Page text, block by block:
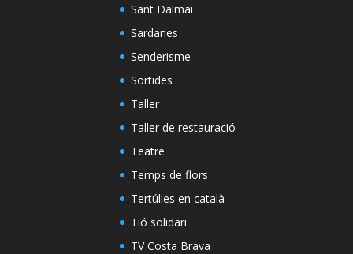
Sant Dalmai
Sardanes
Senderisme
Sortides
Taller
Taller de restauració
Teatre
Temps de flors
Tertúlies en català
Tió solidari
TV Costa Brava